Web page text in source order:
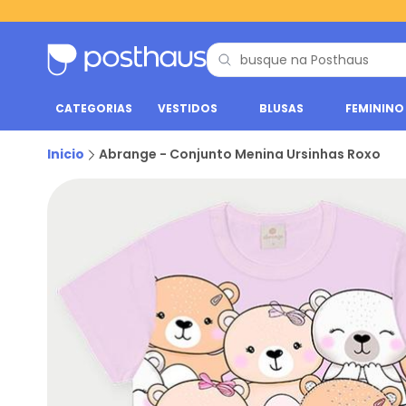
CATEGORIAS VESTIDOS BLUSAS FEMININO
Inicio Abrange - Conjunto Menina Ursinhas Roxo